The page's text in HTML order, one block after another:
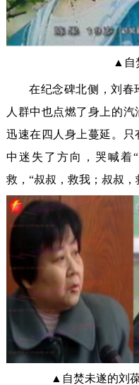
▲自
在纪念碑北侧，刘春
人群中也点燃了身上的
迅速在四人身上蔓延。只
中迷失了方向，哭喊着
救，“叔叔，救我；叔叔，
▲自焚未遂的刘